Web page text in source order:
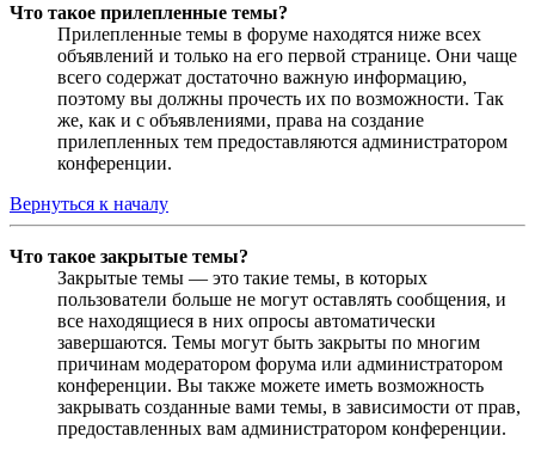
Что такое прилепленные темы?
Прилепленные темы в форуме находятся ниже всех
объявлений и только на его первой странице. Они чаще
всего содержат достаточно важную информацию,
поэтому вы должны прочесть их по возможности. Так
же, как и с объявлениями, права на создание
прилепленных тем предоставляются администратором
конференции.
Вернуться к началу
Что такое закрытые темы?
Закрытые темы — это такие темы, в которых
пользователи больше не могут оставлять сообщения, и
все находящиеся в них опросы автоматически
завершаются. Темы могут быть закрыты по многим
причинам модератором форума или администратором
конференции. Вы также можете иметь возможность
закрывать созданные вами темы, в зависимости от прав,
предоставленных вам администратором конференции.